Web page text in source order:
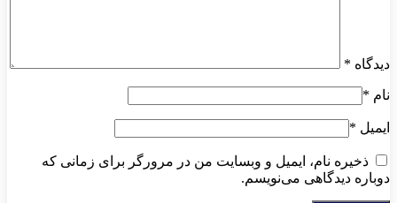
دیدگاه *
نام *
ایمیل *
ذخیره نام، ایمیل و وبسایت من در مرورگر برای زمانی که
دوباره دیدگاهی می‌نویسم.